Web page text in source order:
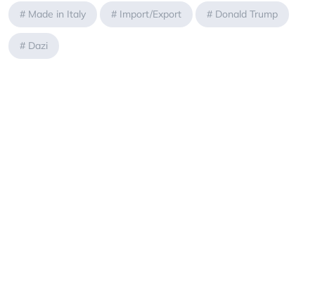
# Made in Italy # Import/Export # Donald Trump
# Dazi